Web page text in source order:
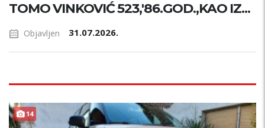
TOMO VINKOVIĆ 523,'86.GOD.,KAO IZ...
Objavljen 31.07.2026.
14